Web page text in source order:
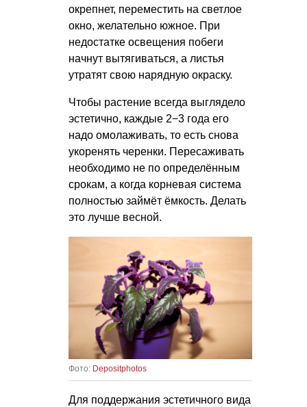
окрепнет, переместить на светлое
окно, желательно южное. При
недостатке освещения побеги
начнут вытягиваться, а листья
утратят свою нарядную окраску.
Чтобы растение всегда выглядело
эстетично, каждые 2−3 года его
надо омолаживать, то есть снова
укоренять черенки. Пересаживать
необходимо не по определённым
срокам, а когда корневая система
полностью займёт ёмкость. Делать
это лучше весной.
Фото: Depositphotos
Для поддержания эстетичного вида